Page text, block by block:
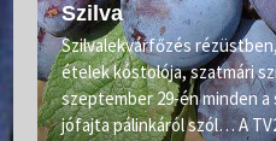
Szilva
Szilvalekvárfőzés
ételek kóstolója, szatmári
szeptember 29-én minden a
jófajta pálinkáról szól… A